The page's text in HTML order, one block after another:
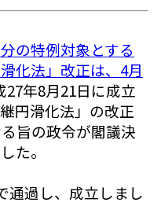
の特例対象とする
化法」改正は、4月
27年8月21日に成立
円滑化法」の改正
旨の政令が閣議決
た。
通過し、成立しまし